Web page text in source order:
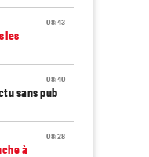
08:43
les
08:40
sans pub
08:28
à